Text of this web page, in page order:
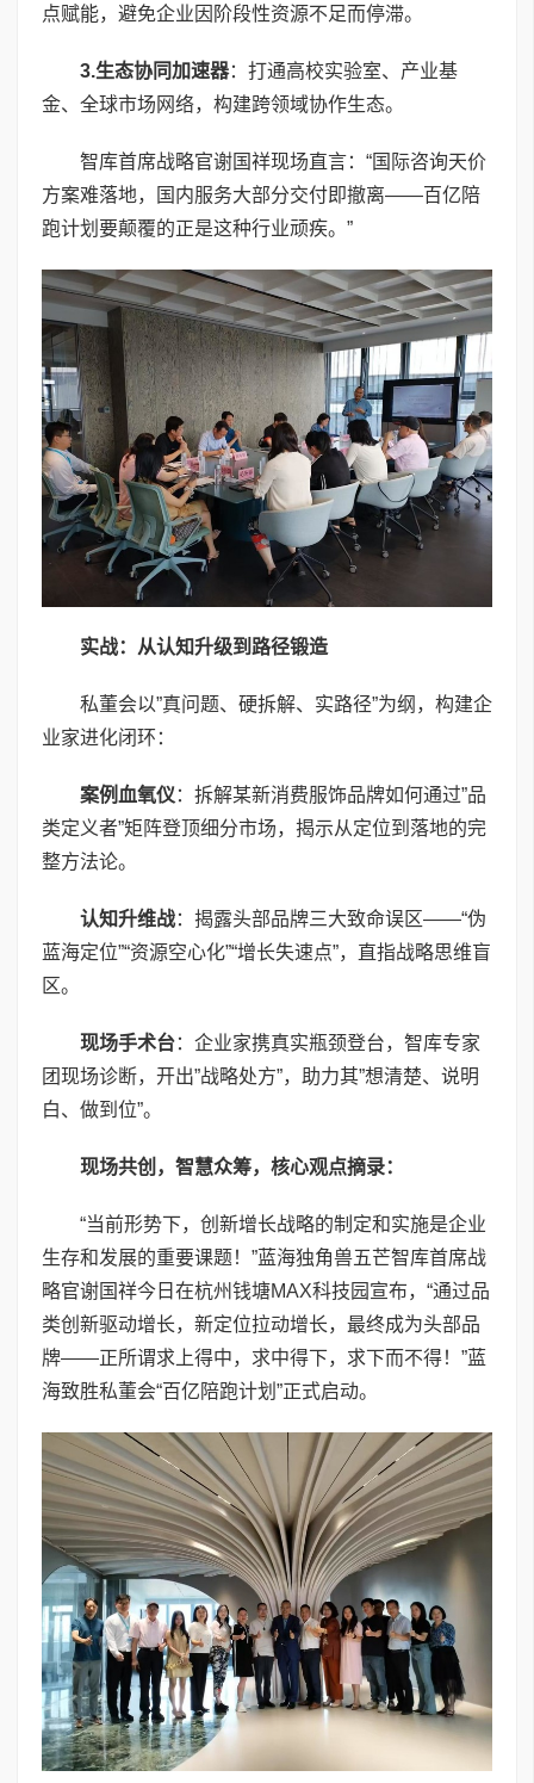
点赋能，避免企业因阶段性资源不足而停滞。
3.生态协同加速器：打通高校实验室、产业基
金、全球市场网络，构建跨领域协作生态。
智库首席战略官谢国祥现场直言：“国际咨询天价
方案难落地，国内服务大部分交付即撤离——百亿陪
跑计划要颠覆的正是这种行业顽疾。”
实战：从认知升级到路径锻造
私董会以”真问题、硬拆解、实路径”为纲，构建企
业家进化闭环：
案例血氧仪 ：拆解某新消费服饰品牌如何通过”品
类定义者”矩阵登顶细分市场，揭示从定位到落地的完
整方法论。
认知升维战：揭露头部品牌三大致命误区——“伪
蓝海定位”“资源空心化”“增长失速点”，直指战略思维盲
区。
现场手术台：企业家携真实瓶颈登台，智库专家
团现场诊断，开出”战略处方”，助力其”想清楚、说明
白、做到位”。
现场共创，智慧众筹，核心观点摘录：
“当前形势下，创新增长战略的制定和实施是企业
生存和发展的重要课题！”蓝海独角兽五芒智库首席战
略官谢国祥今日在杭州钱塘MAX科技园宣布，“通过品
类创新驱动增长，新定位拉动增长，最终成为头部品
牌——正所谓求上得中，求中得下，求下而不得！”蓝
海致胜私董会“百亿陪跑计划”正式启动。